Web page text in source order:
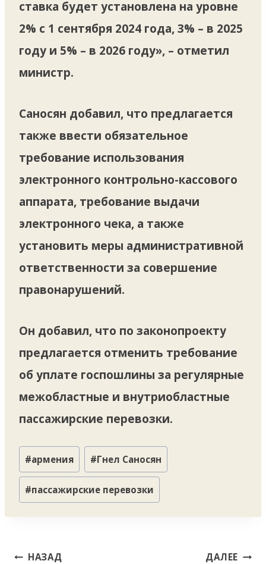
ставка будет установлена на уровне
2% с 1 сентября 2024 года, 3% – в 2025
году и 5% – в 2026 году», – отметил
министр.
Саносян добавил, что предлагается
также ввести обязательное
требование использования
электронного контрольно-кассового
аппарата, требование выдачи
электронного чека, а также
установить меры административной
ответственности за совершение
правонарушений.
Он добавил, что по законопроекту
предлагается отменить требование
об уплате госпошлины за регулярные
межобластные и внутриобластные
пассажирские перевозки.
Метки
записи:
#армения #Гнел Саносян
#пассажирские перевозки
Навигация
НАЗАД ДАЛЕЕ